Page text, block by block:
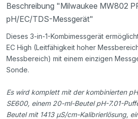
Beschreibung "Milwaukee MW802
pH/EC/TDS-Messgerät"
Dieses 3-in-1-Kombimessgerät
EC High (Leitfähigkeit hoher
Messbereich) mit einem einzigen
Sonde.
Es wird komplett mit der kombinierten
SE600, einem 20-ml-Beutel pH-7.01-
Beutel mit 1413 µS/cm-Kalibrierlösung,